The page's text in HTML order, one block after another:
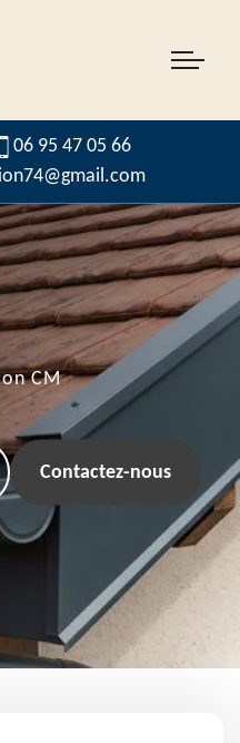
06 95 47 05 66
CM
Contactez-nous